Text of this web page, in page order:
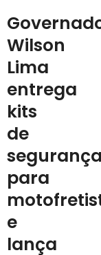
Wilson
Lima
entrega
kits
de
segurança
para
e
lança